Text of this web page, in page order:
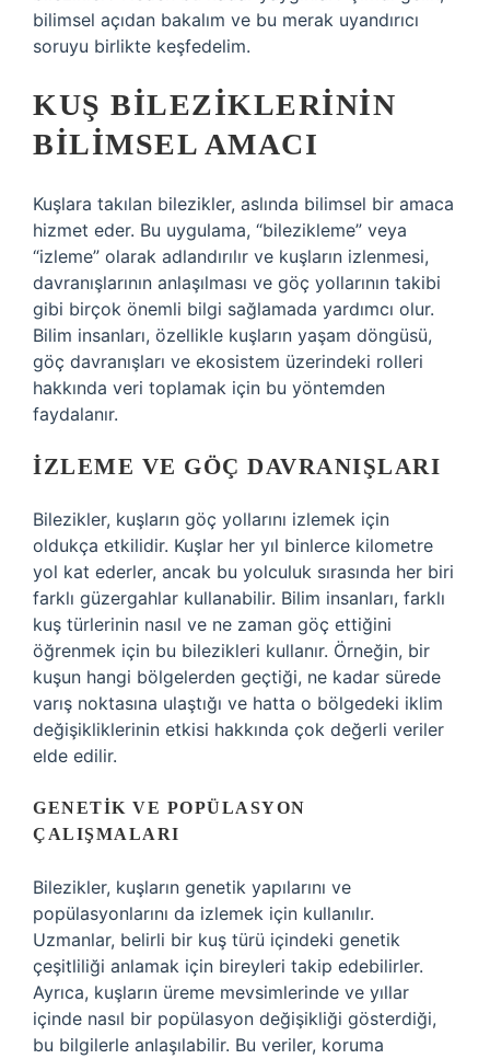
bilimsel açıdan bakalım ve bu merak uyandırıcı
soruyu birlikte keşfedelim.
KUŞ BILEZIKLERININ
BILIMSEL AMACI
Kuşlara takılan bilezikler, aslında bilimsel bir amaca
hizmet eder. Bu uygulama, “bilezikleme” veya
“izleme” olarak adlandırılır ve kuşların izlenmesi,
davranışlarının anlaşılması ve göç yollarının takibi
gibi birçok önemli bilgi sağlamada yardımcı olur.
Bilim insanları, özellikle kuşların yaşam döngüsü,
göç davranışları ve ekosistem üzerindeki rolleri
hakkında veri toplamak için bu yöntemden
faydalanır.
İZLEME VE GÖÇ DAVRANIŞLARI
Bilezikler, kuşların göç yollarını izlemek için
oldukça etkilidir. Kuşlar her yıl binlerce kilometre
yol kat ederler, ancak bu yolculuk sırasında her biri
farklı güzergahlar kullanabilir. Bilim insanları, farklı
kuş türlerinin nasıl ve ne zaman göç ettiğini
öğrenmek için bu bilezikleri kullanır. Örneğin, bir
kuşun hangi bölgelerden geçtiği, ne kadar sürede
varış noktasına ulaştığı ve hatta o bölgedeki iklim
değişikliklerinin etkisi hakkında çok değerli veriler
elde edilir.
GENETIK VE POPÜLASYON
ÇALIŞMALARI
Bilezikler, kuşların genetik yapılarını ve
popülasyonlarını da izlemek için kullanılır.
Uzmanlar, belirli bir kuş türü içindeki genetik
çeşitliliği anlamak için bireyleri takip edebilirler.
Ayrıca, kuşların üreme mevsimlerinde ve yıllar
içinde nasıl bir popülasyon değişikliği gösterdiği,
bu bilgilerle anlaşılabilir. Bu veriler, koruma